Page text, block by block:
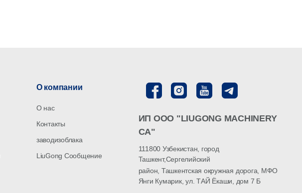
О компании
О нас
Контакты
заводизоблака
LiuGong Сообщение
ИП ООО "LIUGONG MACHINERY
CA"
111800 Узбекистан, город
Ташкент,Сергелийский
район, Ташкентская окружная дорога, МФО
Янги Кумарик, ул. ТАЙ Ёкаши, дом 7 Б